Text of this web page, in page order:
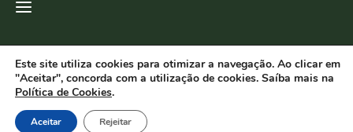
Redes Sociais
© 2026 Florália Comércio de Flores
Este site utiliza cookies para otimizar a navegação. Ao clicar em
"Aceitar", concorda com a utilização de cookies. Saíba mais na
Política de Cookies.
Aceitar Rejeitar